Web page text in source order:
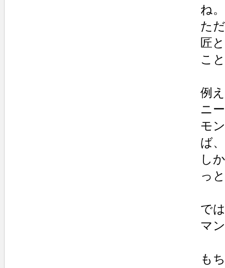
ね。
た
匠
こ
例
ニ
モ
ば
し
っ
で
マ
も